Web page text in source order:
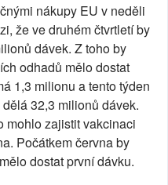
nákupy EU v neděli
že ve druhém čtvrtletí by
dávek. Z toho by
odhadů mělo dostat
1,3 milionu a tento týden
32,3 milionů dávek.
mohlo zajistit vakcinaci
Počátkem června by
dostat první dávku.